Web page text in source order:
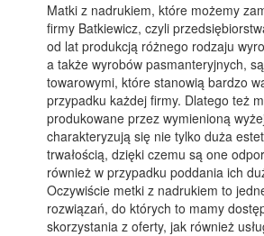
Matki z nadrukiem, które możemy
firmy Batkiewicz, czyli
od lat produkcją różnego rodzaju
a także wyrobów pasmanteryjnych,
towarowymi, które stanowią bardzo
przypadku każdej firmy. Dlatego też
produkowane przez wymienioną
charakteryzują się nie tylko duża
trwałością, dzięki czemu są one
również w przypadku poddania ich
Oczywiście metki z nadrukiem to
rozwiązań, do których to mamy
skorzystania z oferty, jak również